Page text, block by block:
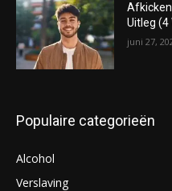
Uitleg (4
juni 27,
Populaire categorieën
Alcohol
Verslaving